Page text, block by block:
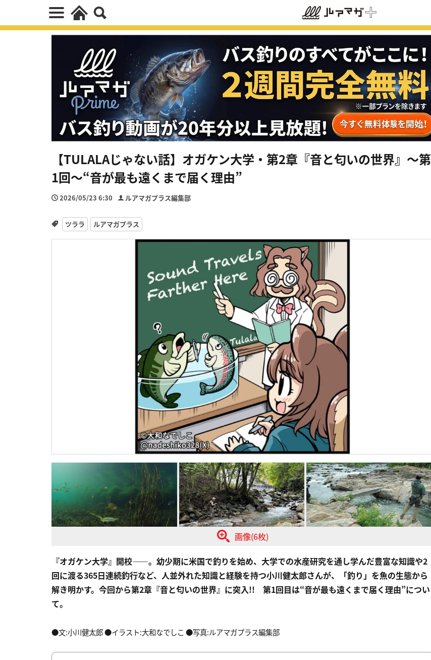
【TULALAじゃない話】オガケン大学・第2章『音と匂いの世界』～第
1回～“音が最も遠くまで届く理由”
2026/05/23 6:30 ルアマガプラス編集部
ツララ ルアマガプラス
画像(6枚)
『オガケン大学』開校——。 幼少期に米国で釣りを始め、大学での水産研究を通し学んだ豊富な知識や2
回に渡る365日連続釣行など、人並外れた知識と経験を持つ小川健太郎さんが、「釣り」を魚の生態から
解き明かす。今回から第2章『音と匂いの世界』に突入!! 第1回目は“音が最も遠くまで届く理由”につい
て。
●文:小川健太郎 ●イラスト:大和なでしこ ●写真:ルアマガプラス編集部